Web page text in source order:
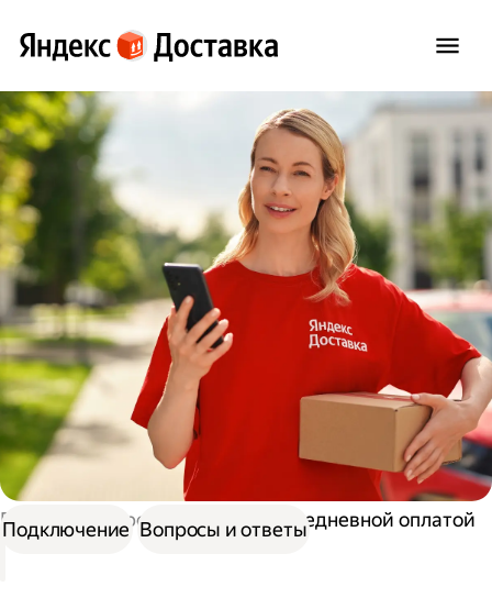
Работа курьером Курьер с ежедневной оплатой
Подключение Вопросы и ответы